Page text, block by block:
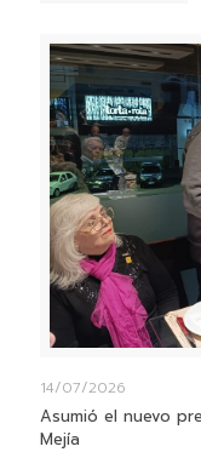
14/07/2026
Asumió el nuevo
Mejía